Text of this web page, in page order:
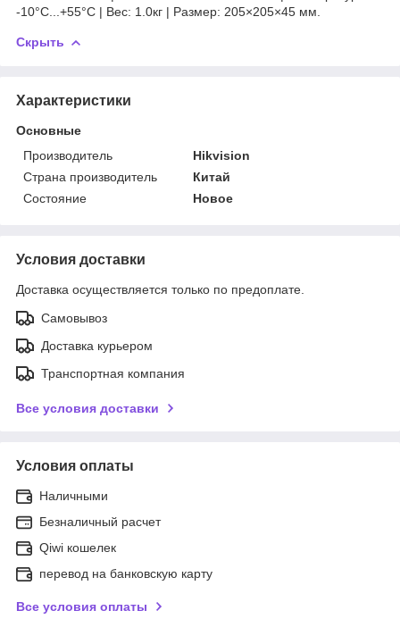
-10°C...+55°C | Вес: 1.0кг | Размер: 205×205×45 мм.
Скрыть
Характеристики
Основные
Производитель
Hikvision
Страна производитель
Китай
Состояние
Новое
Условия доставки
Доставка осуществляется только по предоплате.
Самовывоз
Доставка курьером
Транспортная компания
Все условия доставки
Условия оплаты
Наличными
Безналичный расчет
Qiwi кошелек
перевод на банковскую карту
Все условия оплаты